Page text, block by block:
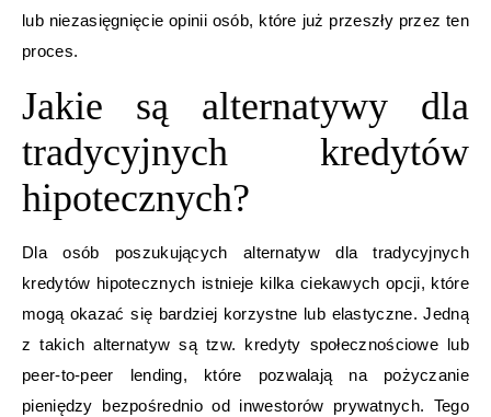
lub niezasięgnięcie opinii osób, które już przeszły przez ten
proces.
Jakie są alternatywy dla
tradycyjnych kredytów
hipotecznych?
Dla osób poszukujących alternatyw dla tradycyjnych
kredytów hipotecznych istnieje kilka ciekawych opcji, które
mogą okazać się bardziej korzystne lub elastyczne. Jedną
z takich alternatyw są tzw. kredyty społecznościowe lub
peer-to-peer lending, które pozwalają na pożyczanie
pieniędzy bezpośrednio od inwestorów prywatnych. Tego